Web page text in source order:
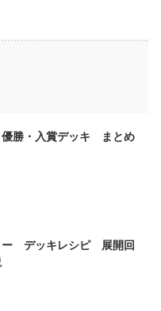
勝・入賞デッキ まとめ
ー デッキレシピ 展開回